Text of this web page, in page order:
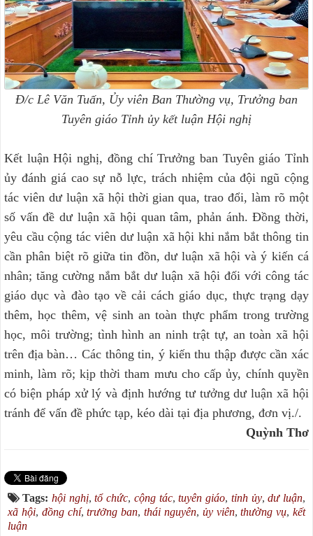
Đ/c Lê Văn Tuấn, Ủy viên Ban Thường vụ, Trưởng ban
Tuyên giáo Tỉnh ủy kết luận Hội nghị
Kết luận Hội nghị, đồng chí Trưởng ban Tuyên giáo Tỉnh
ủy đánh giá cao sự nỗ lực, trách nhiệm của đội ngũ cộng
tác viên dư luận xã hội thời gian qua, trao đổi, làm rõ một
số vấn đề dư luận xã hội quan tâm, phản ánh. Đồng thời,
yêu cầu cộng tác viên dư luận xã hội khi nắm bắt thông tin
cần phân biệt rõ giữa tin đồn, dư luận xã hội và ý kiến cá
nhân; tăng cường nắm bắt dư luận xã hội đối với công tác
giáo dục và đào tạo về cải cách giáo dục, thực trạng dạy
thêm, học thêm, vệ sinh an toàn thực phẩm trong trường
học, môi trường; tình hình an ninh trật tự, an toàn xã hội
trên địa bàn… Các thông tin, ý kiến thu thập được cần xác
minh, làm rõ; kịp thời tham mưu cho cấp ủy, chính quyền
có biện pháp xử lý và định hướng tư tưởng dư luận xã hội
tránh để vấn đề phức tạp, kéo dài tại địa phương, đơn vị./.
Quỳnh Thơ
Tags: hội nghị,tổ chức, cộng tác,tuyên giáo, tỉnh ủy,dư luận,
xã hội, đồng chí,trưởng ban,thái nguyên, ủy viên,thường vụ,kết
luận